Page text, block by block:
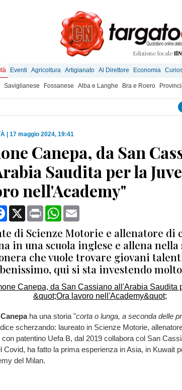
Edizione locale
Eventi Agricoltura Artigianato Al Direttore Economia
Saviglianese Fossanese Alba e Langhe Bra e Roero
17 maggio 2024, 19:41
Canepa, da San
Saudita per la
nell'Academy"
Facebook
X Print WhatsApp
di Scienze Motorie e allenatore di
in una scuola inglese e allena
che vuole trovare giovani
qui si sta investendo
ha una storia "corta o lunga, a seconda delle
scherzando: laureato in Scienze Motorie,
patentino Uefa B, dal 2019 collabora col San
Covid, ha fatto la prima esperienza in Asia, in Kuwait
del Milan.